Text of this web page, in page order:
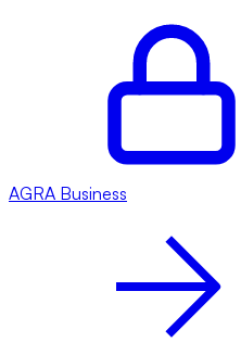
AGRA Business